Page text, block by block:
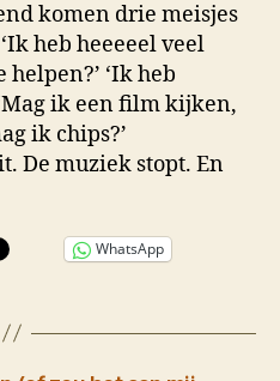
komen drie meisjes
heb heeeeel veel
‘Ik heb
ik een film kijken,
ik chips?’
De muziek stopt. En
WhatsApp